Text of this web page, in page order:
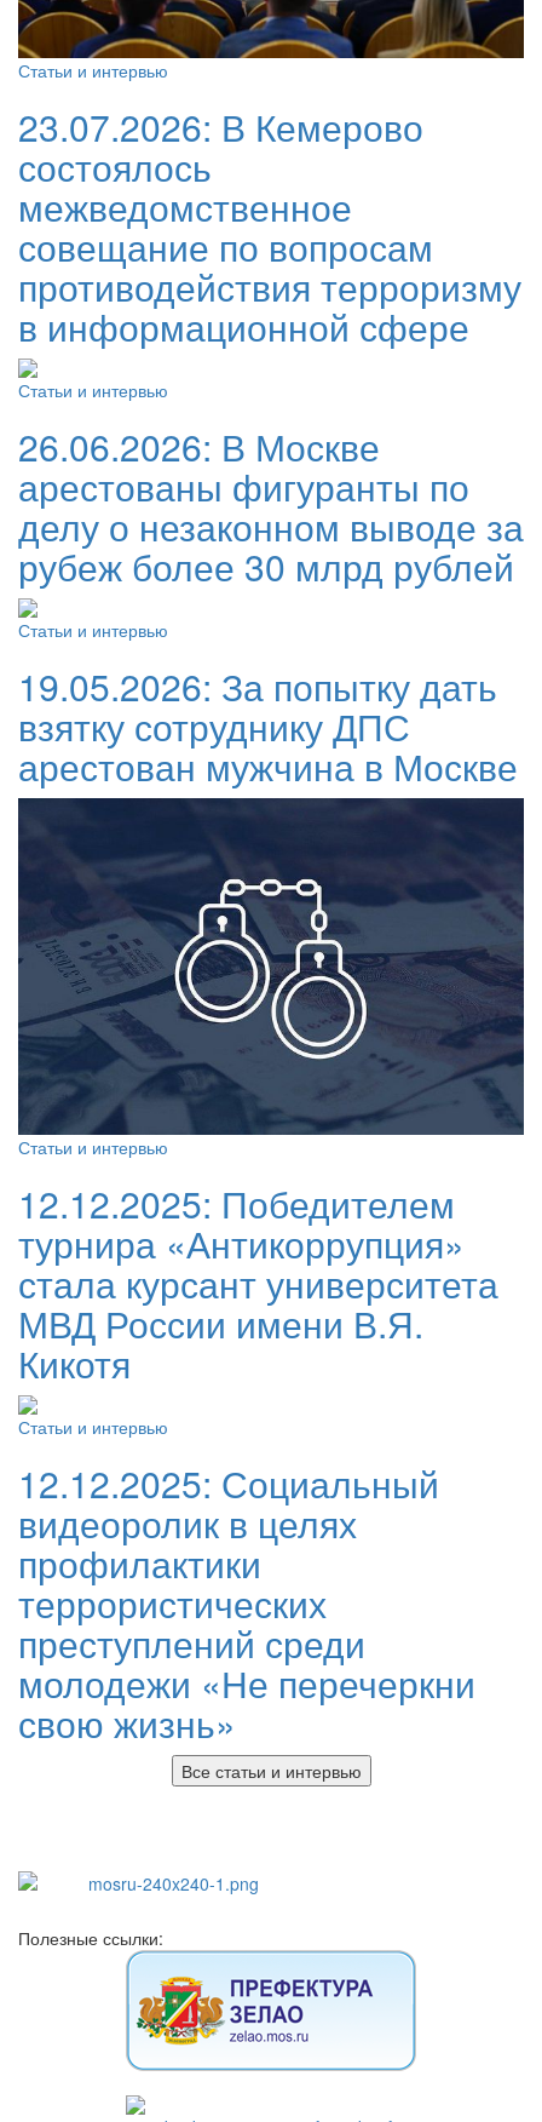
Статьи и интервью
23.07.2026: В Кемерово
состоялось
межведомственное
совещание по вопросам
противодействия терроризму
в информационной сфере
Статьи и интервью
26.06.2026: В Москве
арестованы фигуранты по
делу о незаконном выводе за
рубеж более 30 млрд рублей
Статьи и интервью
19.05.2026: За попытку дать
взятку сотруднику ДПС
арестован мужчина в Москве
Статьи и интервью
12.12.2025: Победителем
турнира «Антикоррупция»
стала курсант университета
МВД России имени В.Я.
Кикотя
Статьи и интервью
12.12.2025: Социальный
видеоролик в целях
профилактики
террористических
преступлений среди
молодежи «Не перечеркни
свою жизнь»
Все статьи и интервью
Полезные ссылки: